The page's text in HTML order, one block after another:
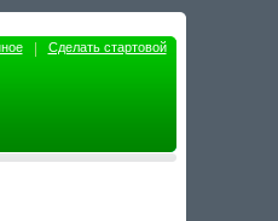
Сделать стартовой